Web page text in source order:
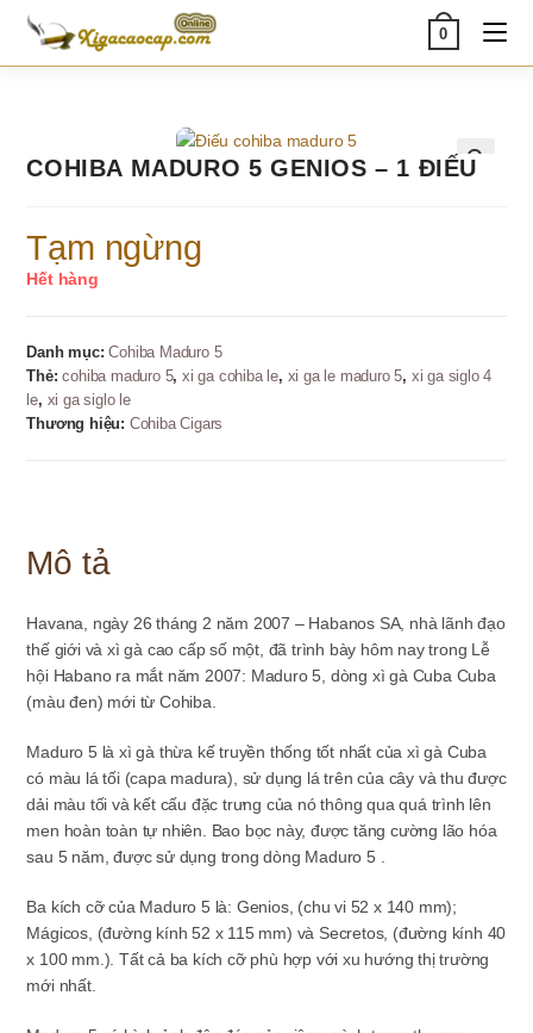
Skip
content
0
COHIBA MADURO 5 GENIOS – 1 ĐIẾU
Tạm ngừng
Hết hàng
Danh mục:Cohiba Maduro 5
Thẻ:cohiba maduro 5,xi ga cohiba le, xi ga le maduro 5, xi ga siglo 4
le, xi ga siglo le
Thương hiệu: Cohiba Cigars
Mô tả
Havana, ngày 26 tháng 2 năm 2007 – Habanos SA, nhà lãnh đạo
thế giới và xì gà cao cấp số một, đã trình bày hôm nay trong Lễ
hội Habano ra mắt năm 2007: Maduro 5, dòng xì gà Cuba Cuba
(màu đen) mới từ Cohiba.
Maduro 5 là xì gà thừa kế truyền thống tốt nhất của xì gà Cuba
có màu lá tối (capa madura), sử dụng lá trên của cây và thu được
dải màu tối và kết cấu đặc trưng của nó thông qua quá trình lên
men hoàn toàn tự nhiên. Bao bọc này, được tăng cường lão hóa
sau 5 năm, được sử dụng trong dòng Maduro 5 .
Ba kích cỡ của Maduro 5 là: Genios, (chu vi 52 x 140 mm);
Mágicos, (đường kính 52 x 115 mm) và Secretos, (đường kính 40
x 100 mm.). Tất cả ba kích cỡ phù hợp với xu hướng thị trường
mới nhất.